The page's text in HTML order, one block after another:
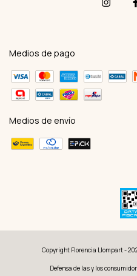
Medios de pago
Medios de envío
Copyright Florencia Llompart -
Defensa de las y los